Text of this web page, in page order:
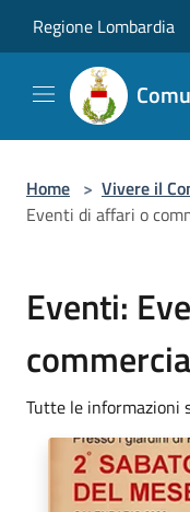
Regione Lombardia
Home > Vivere il
Eventi di affari o
Eventi:
Tutte le informazioni